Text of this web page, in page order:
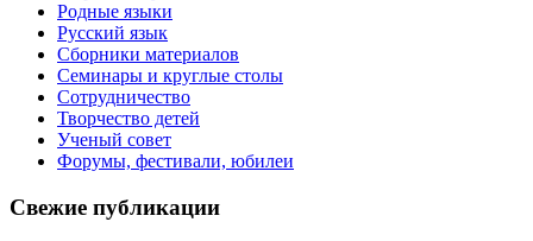
Родные языки
Русский язык
Сборники материалов
Семинары и круглые столы
Сотрудничество
Творчество детей
Ученый совет
Форумы, фестивали, юбилеи
Свежие публикации